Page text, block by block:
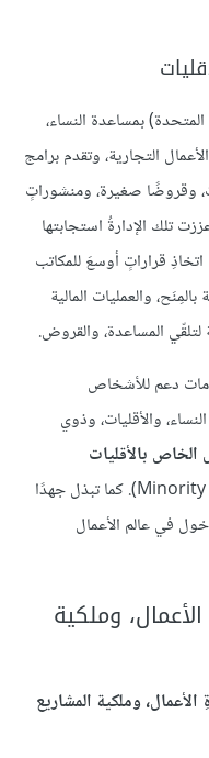
بمساعدة النساء،
التجارية، وتقدم برامج
وقروضًا صغيرة، ومنشوراتٍ
تلك الإدارةُ استجابتها
قراراتٍ أوسعَ للمكاتب
والعمليات المالية
المساعدة، والقروض.
دعم للأشخاص
والأقليات، وذوي
الخاص بالأقليات
(Minority Business Development Agency). كما تبذل جهدًا
في عالم الأعمال
وملكية
وملكية المشاريع